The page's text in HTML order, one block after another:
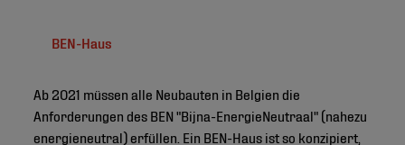
BEN-Haus
Ab 2021 müssen alle Neubauten in Belgien die
Anforderungen des BEN "Bijna-EnergieNeutraal" (nahezu
energieneutral) erfüllen. Ein BEN-Haus ist so konzipiert,